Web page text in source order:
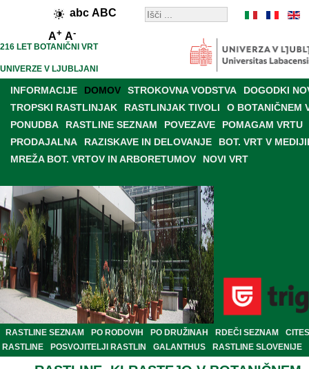
abc ABC
A+ A-
216 LET BOTANIČNI VRT
UNIVERZE V LJUBLJANI
INFORMACIJE DOMOV STROKOVNA VODSTVA
DOGODKI
TROPSKI RASTLINJAK
RASTLINJAK TIVOLI
O BOTANIČNEM
PONUDBA
RASTLINE SEZNAM POVEZAVE
POMAGAM VRTU
PRODAJALNA
RAZISKAVE IN DELOVANJE
BOT. VRT V
MREŽA BOT. VRTOV IN ARBORETUMOV
NOVI VRT
RASTLINE SEZNAM PO RODOVIH PO DRUŽINAH RDEČI SEZNAM
CITES
RASTLINE
POSVOJITELJI RASTLIN GALANTHUS RASTLINE SLOVENIJE